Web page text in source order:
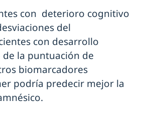
con deterioro cognitivo
del
con desarrollo
la puntuación de
biomarcadores
podría predecir mejor la